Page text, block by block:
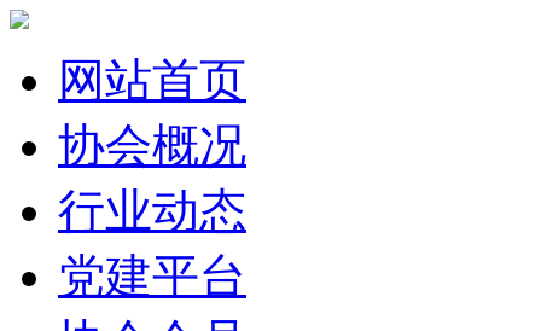
网站首页
协会概况
行业动态
党建平台